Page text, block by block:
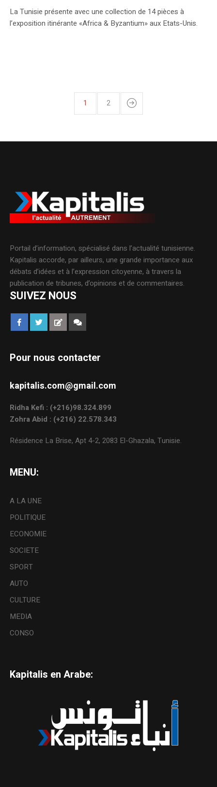
La Tunisie présente avec une collection de 14 pièces à
l’exposition itinérante «Africa & Byzantium» aux Etats-Unis.
1 2
Portail d’information, spécialisé dans l’actualité tunisienne.
Kapitalis accorde, par ailleurs, une grande importance aux
débats d’idées et à l’expression citoyenne, à travers la
publication de tribunes, d’opinions et de commentaires.
SUIVEZ NOUS
Pour nous contacter
kapitalis.com@gmail.com
Ridha Kefi : (+216)98.324.899
Zohra Abid : (+216) 22.578.343
Résidence La Brise, Apt 4-2, 2083 El-Ghazala, Tunisie.
MENU:
A LA UNE
POLITIQUE
ECONOMIE
SOCIETE
SPORT
AUTO
CULTURE
MEDIA
CONSO
Kapitalis en Arabe: